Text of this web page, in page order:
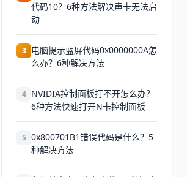
代码10？6种方法解决声卡无法启
动
3 电脑提示蓝屏代码0x0000000A怎
么办？6种解决方法
4 NVIDIA控制面板打不开怎么办？
6种方法快速打开N卡控制面板
5 0x800701B1错误代码是什么？5
种解决方法